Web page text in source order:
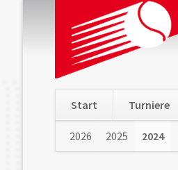
Start Turniere
überspringen
2026 2025 2024